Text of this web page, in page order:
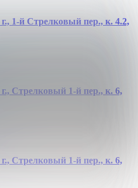
1-й Стрелковый пер., к. 4.2,
Стрелковый 1-й пер., к. 6,
Стрелковый 1-й пер., к. 6,